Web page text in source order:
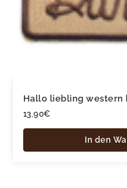
Hallo liebling western
13,90€
In den